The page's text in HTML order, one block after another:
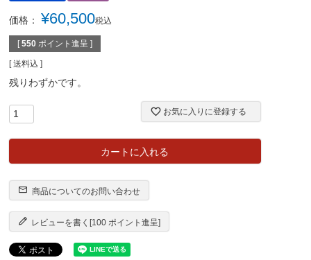
価格： ¥60,500税込
[ 550 ポイント進呈 ]
送料込
残りわずかです。
お気に入りに登録する
カートに入れる
商品についてのお問い合わせ
レビューを書く[100 ポイント進呈]